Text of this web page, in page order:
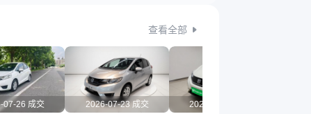
查看全部
07-26 成交 2026-07-23 成交 2026-07-20 成交